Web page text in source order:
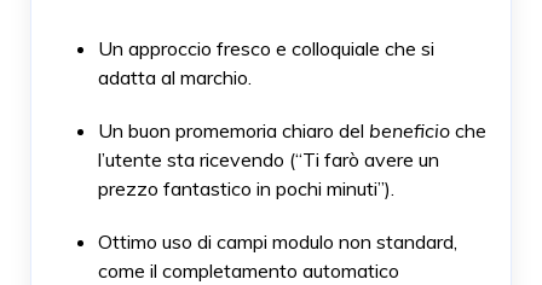
Un approccio fresco e colloquiale che si
adatta al marchio.
Un buon promemoria chiaro del beneficio che
l’utente sta ricevendo (“Ti farò avere un
prezzo fantastico in pochi minuti”).
Ottimo uso di campi modulo non standard,
come il completamento automatico